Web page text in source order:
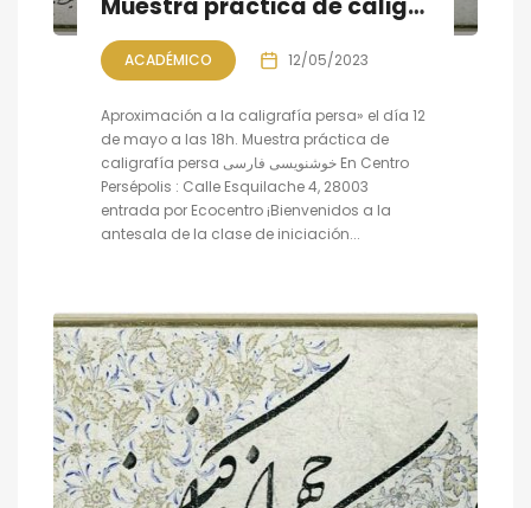
Muestra práctica de caligrafía persa, sesión IV
ACADÉMICO 12/05/2023
Aproximación a la caligrafía persa» el día 12
de mayo a las 18h. Muestra práctica de
caligrafía persa خوشنویسی فارسی En Centro
Persépolis : Calle Esquilache 4, 28003
entrada por Ecocentro ¡Bienvenidos a la
antesala de la clase de iniciación...